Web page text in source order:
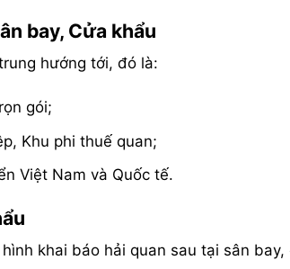
bay, Cửa khẩu
hướng tới, đó là:
gói;
Khu phi thuế quan;
Việt Nam và Quốc tế.
khai báo hải quan sau tại sân bay,